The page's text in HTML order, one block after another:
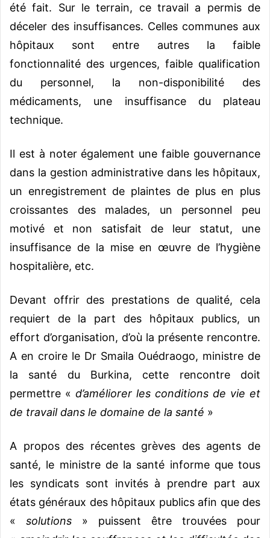
été fait. Sur le terrain, ce travail a permis de
déceler des insuffisances. Celles communes aux
hôpitaux sont entre autres la faible
fonctionnalité des urgences, faible qualification
du personnel, la non-disponibilité des
médicaments, une insuffisance du plateau
technique.
Il est à noter également une faible gouvernance
dans la gestion administrative dans les hôpitaux,
un enregistrement de plaintes de plus en plus
croissantes des malades, un personnel peu
motivé et non satisfait de leur statut, une
insuffisance de la mise en œuvre de l’hygiène
hospitalière, etc.
Devant offrir des prestations de qualité, cela
requiert de la part des hôpitaux publics, un
effort d’organisation, d’où la présente rencontre.
A en croire le Dr Smaila Ouédraogo, ministre de
la santé du Burkina, cette rencontre doit
permettre « d’améliorer les conditions de vie et
de travail dans le domaine de la santé »
A propos des récentes grèves des agents de
santé, le ministre de la santé informe que tous
les syndicats sont invités à prendre part aux
états généraux des hôpitaux publics afin que des
« solutions » puissent être trouvées pour